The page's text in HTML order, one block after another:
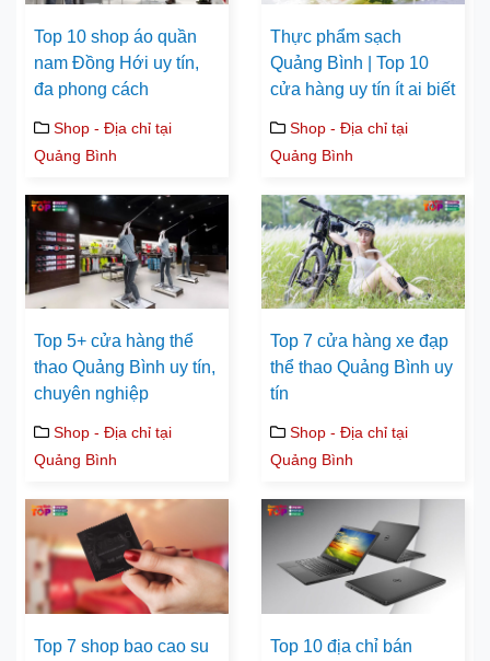
Top 10 shop áo quần
nam Đồng Hới uy tín,
đa phong cách
Shop - Địa chỉ tại
Quảng Bình
Thực phẩm sạch
Quảng Bình | Top 10
cửa hàng uy tín ít ai biết
Shop - Địa chỉ tại
Quảng Bình
Top 5+ cửa hàng thể
thao Quảng Bình uy tín,
chuyên nghiệp
Shop - Địa chỉ tại
Quảng Bình
Top 7 cửa hàng xe đạp
thể thao Quảng Bình uy
tín
Shop - Địa chỉ tại
Quảng Bình
Top 7 shop bao cao su
Top 10 địa chỉ bán